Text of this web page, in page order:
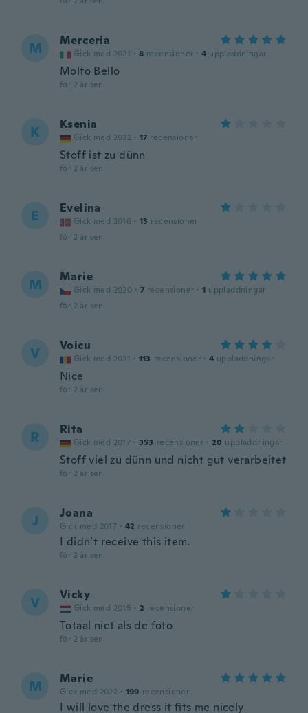
M Merceria
Gick med 2021 · 8 recensioner · 4 uppladdningar
Molto Bello
för 2 år sen
K Ksenia
Gick med 2022 · 17 recensioner
Stoff ist zu dünn
för 2 år sen
E Evelina
Gick med 2016 · 13 recensioner
för 2 år sen
M Marie
Gick med 2020 · 7 recensioner · 1 uppladdningar
för 2 år sen
V Voicu
Gick med 2021 · 113 recensioner · 4 uppladdningar
Nice
för 2 år sen
R Rita
Gick med 2017 · 353 recensioner · 20 uppladdningar
Stoff viel zu dünn und nicht gut verarbeitet
för 2 år sen
J Joana
Gick med 2017 · 42 recensioner
I didn’t receive this item.
för 2 år sen
V Vicky
Gick med 2015 · 2 recensioner
Totaal niet als de foto
för 2 år sen
M Marie
Gick med 2022 · 199 recensioner
I will love the dress it fits me nicely